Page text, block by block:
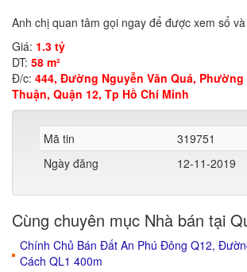
Anh chị quan tâm gọi ngay để được xem sổ
Giá: 1.3 tỷ
DT: 58 m²
Đ/c: 444, Đường Nguyễn Văn Quá,
Thuận, Quận 12, Tp Hồ Chí Minh
Mã tin
319751
Ngày đăng
12-11-2019
Cùng chuyên mục Nhà bán tại
Chính Chủ Bán Đất An Phú Đông Q12,
Cách QL1 400m